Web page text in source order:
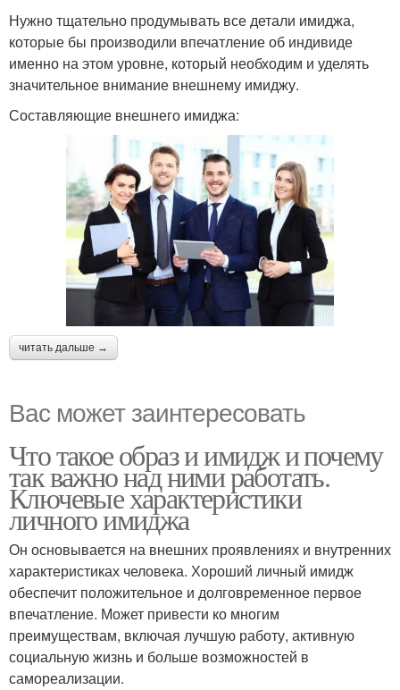
Нужно тщательно продумывать все детали имиджа,
которые бы производили впечатление об индивиде
именно на этом уровне, который необходим и уделять
значительное внимание внешнему имиджу.
Составляющие внешнего имиджа:
читать дальше →
Вас может заинтересовать
Что такое образ и имидж и почему
так важно над ними работать.
Ключевые характеристики
личного имиджа
Он основывается на внешних проявлениях и внутренних
характеристиках человека. Хороший личный имидж
обеспечит положительное и долговременное первое
впечатление. Может привести ко многим
преимуществам, включая лучшую работу, активную
социальную жизнь и больше возможностей в
самореализации.